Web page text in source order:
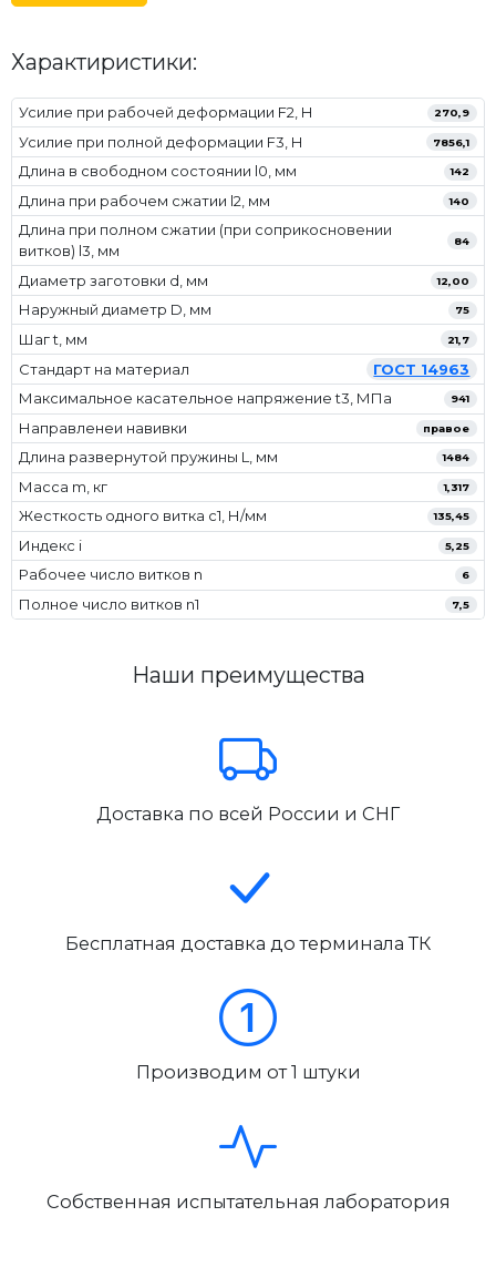
Характиристики:
Усилие при рабочей деформации F2, Н 270,9
Усилие при полной деформации F3, Н 7856,1
Длина в свободном состоянии l0, мм 142
Длина при рабочем сжатии l2, мм 140
Длина при полном сжатии (при соприкосновении
витков) l3, мм
84
Диаметр заготовки d, мм 12,00
Наружный диаметр D, мм 75
Шаг t, мм 21,7
Стандарт на материал
ГОСТ 14963
Максимальное касательное напряжение t3, МПа
941
Направленеи навивки правое
Длина развернутой пружины L, мм 1484
Масса m, кг 1,317
Жесткость одного витка c1, Н/мм 135,45
Индекс i 5,25
Рабочее число витков n 6
Полное число витков n1 7,5
Наши преимущества
Доставка по всей России и СНГ
Бесплатная доставка до терминала ТК
Производим от 1 штуки
Собственная испытательная лаборатория